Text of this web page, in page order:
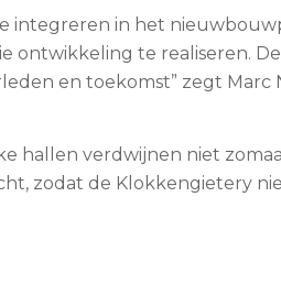
integreren in het
ontwikkeling te realiseren.
en toekomst” zegt Marc
hallen verdwijnen niet
zodat de Klokkengietery